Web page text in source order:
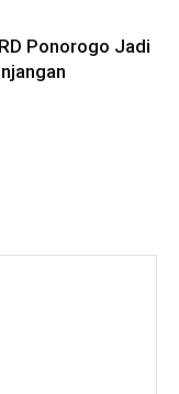
Ponorogo Jadi